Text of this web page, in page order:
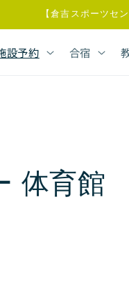
【倉吉スポーツセ
設予約 合宿
体育館